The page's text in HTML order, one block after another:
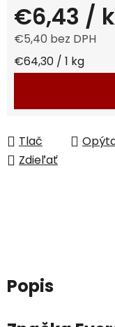
€6,43 /
€5,40 bez DPH
Jednotková cena:
€64,30 / 1 kg
Tlač
Zdieľať
Popis